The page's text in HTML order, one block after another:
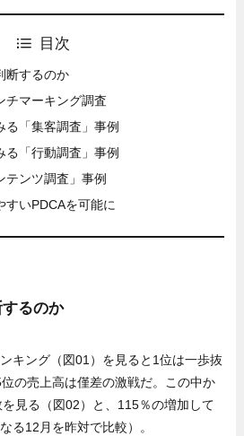
目次
断するのか
チマーキング調査
る「集客調査」事例
る「行動調査」事例
テンツ調査」事例
すいPDCAを可能に
るのか
キング（図01）を見ると1位は一歩抜
の売上高は僅差の激戦だ。この中か
見る（図02）と、115％の増加して
る12月を昨対で比較）。